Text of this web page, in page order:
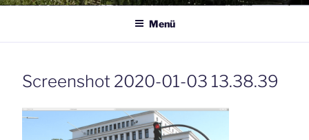
Menü
Screenshot 2020-01-03 13.38.39